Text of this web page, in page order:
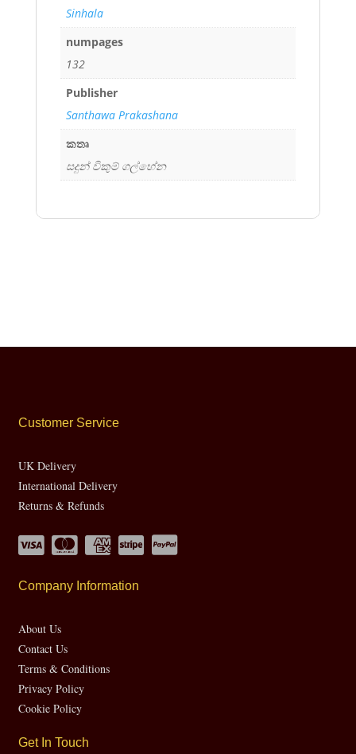
Sinhala
numpages
132
Publisher
Santhawa Prakashana
කතෘ
සදුන් විකුම් ගල්හේන
Customer Service
UK Delivery
International Delivery
Returns & Refunds
Company Information
About Us
Contact Us
Terms & Conditions
Privacy Policy
Cookie Policy
Get In Touch